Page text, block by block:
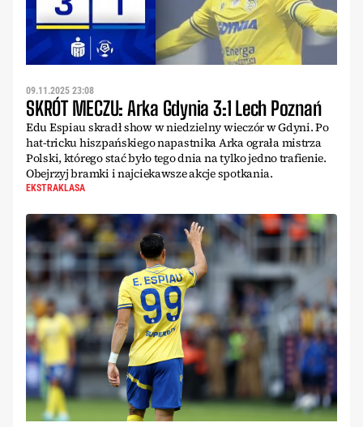
09.11.2025 23:08
SKRÓT MECZU: Arka Gdynia 3:1 Lech Poznań
Edu Espiau skradł show w niedzielny wieczór w Gdyni. Po
hat-tricku hiszpańskiego napastnika Arka ograła mistrza
Polski, którego stać było tego dnia na tylko jedno trafienie.
Obejrzyj bramki i najciekawsze akcje spotkania.
EKSTRAKLASA